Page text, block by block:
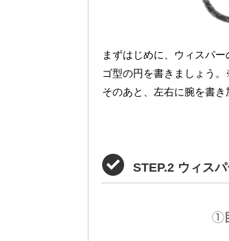
まずはじめに、ウィスパ
ゴ型の円を書きましょう
そのあと、左右に腕を書
STEP.2 ウィス